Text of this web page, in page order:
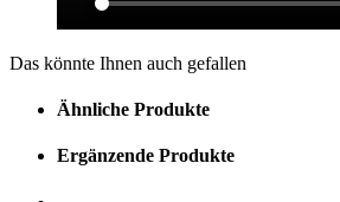
Das könnte Ihnen auch gefallen
Ähnliche Produkte
Ergänzende Produkte